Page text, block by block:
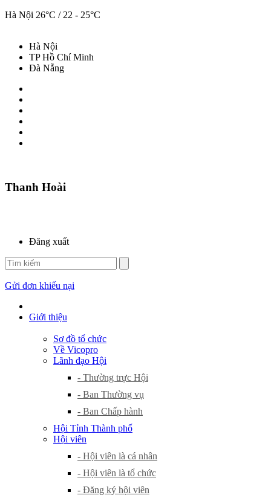
Hà Nội 26°C / 22 - 25°C
Hà Nội
TP Hồ Chí Minh
Đà Nẵng
Thanh Hoài
Đăng xuất
Gửi đơn khiếu nại
Giới thiệu
Sơ đồ tổ chức
Về Vicopro
Lãnh đạo Hội
- Thường trực Hội
- Ban Thường vụ
- Ban Chấp hành
Hội Tỉnh Thành phố
Hội viên
- Hội viên là cá nhân
- Hội viên là tổ chức
- Đăng ký hội viên